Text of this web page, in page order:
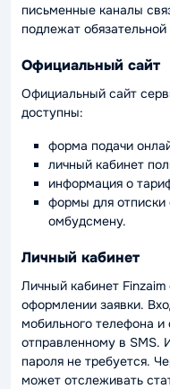
письменные каналы
подлежат
Официальный сайт
Официальный сайт
доступны:
форма подачи
личный кабинет
информация о
формы для отписки
омбудсмену.
Личный кабинет
Личный кабинет
оформлении заявки.
мобильного телефона и
отправленному в SMS.
пароля не требуется.
может отслеживать